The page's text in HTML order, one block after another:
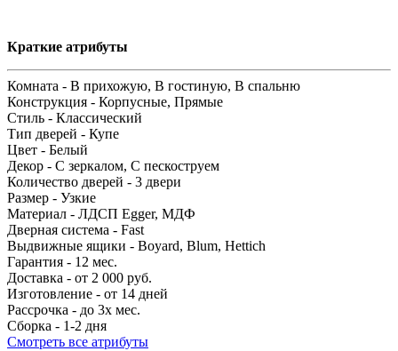
Краткие атрибуты
Комната - В прихожую, В гостиную, В спальню
Конструкция - Корпусные, Прямые
Стиль - Классический
Тип дверей - Купе
Цвет - Белый
Декор - С зеркалом, С пескоструем
Количество дверей - 3 двери
Размер - Узкие
Материал - ЛДСП Egger, МДФ
Дверная система - Fast
Выдвижные ящики - Boyard, Blum, Hettich
Гарантия - 12 мес.
Доставка - от 2 000 руб.
Изготовление - от 14 дней
Рассрочка - до 3х мес.
Сборка - 1-2 дня
Смотреть все атрибуты